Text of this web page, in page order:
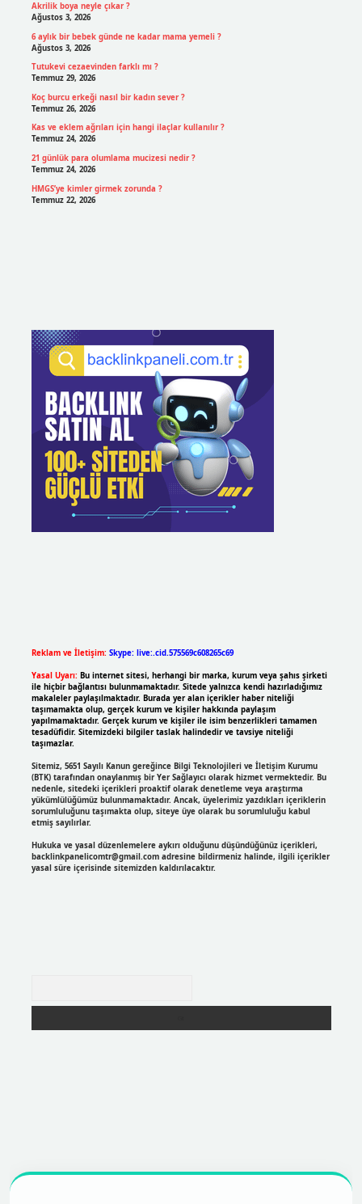
Akrilik boya neyle çıkar ?
Ağustos 3, 2026
6 aylık bir bebek günde ne kadar mama yemeli ?
Ağustos 3, 2026
Tutukevi cezaevinden farklı mı ?
Temmuz 29, 2026
Koç burcu erkeği nasıl bir kadın sever ?
Temmuz 26, 2026
Kas ve eklem ağrıları için hangi ilaçlar kullanılır ?
Temmuz 24, 2026
21 günlük para olumlama mucizesi nedir ?
Temmuz 24, 2026
HMGS’ye kimler girmek zorunda ?
Temmuz 22, 2026
Reklam ve İletişim: Skype: live:.cid.575569c608265c69
Yasal Uyarı: Bu internet sitesi, herhangi bir marka, kurum veya şahıs şirketi
ile hiçbir bağlantısı bulunmamaktadır. Sitede yalnızca kendi hazırladığımız
makaleler paylaşılmaktadır. Burada yer alan içerikler haber niteliği
taşımamakta olup, gerçek kurum ve kişiler hakkında paylaşım
yapılmamaktadır. Gerçek kurum ve kişiler ile isim benzerlikleri tamamen
tesadüfidir. Sitemizdeki bilgiler taslak halindedir ve tavsiye niteliği
taşımazlar.
Sitemiz, 5651 Sayılı Kanun gereğince Bilgi Teknolojileri ve İletişim Kurumu
(BTK) tarafından onaylanmış bir Yer Sağlayıcı olarak hizmet vermektedir. Bu
nedenle, sitedeki içerikleri proaktif olarak denetleme veya araştırma
yükümlülüğümüz bulunmamaktadır. Ancak, üyelerimiz yazdıkları içeriklerin
sorumluluğunu taşımakta olup, siteye üye olarak bu sorumluluğu kabul
etmiş sayılırlar.
Hukuka ve yasal düzenlemelere aykırı olduğunu düşündüğünüz içerikleri,
backlinkpanelicomtr@gmail.comadresine bildirmeniz halinde, ilgili içerikler
yasal süre içerisinde sitemizden kaldırılacaktır.